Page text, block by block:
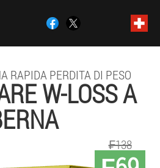
RAPIDA PERDITA DI PESO
W-LOSS A
₣138